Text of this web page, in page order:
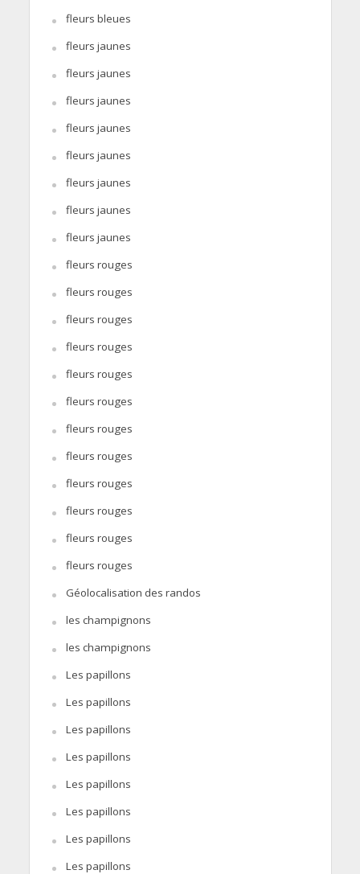
fleurs bleues
fleurs jaunes
fleurs jaunes
fleurs jaunes
fleurs jaunes
fleurs jaunes
fleurs jaunes
fleurs jaunes
fleurs jaunes
fleurs rouges
fleurs rouges
fleurs rouges
fleurs rouges
fleurs rouges
fleurs rouges
fleurs rouges
fleurs rouges
fleurs rouges
fleurs rouges
fleurs rouges
fleurs rouges
Géolocalisation des randos
les champignons
les champignons
Les papillons
Les papillons
Les papillons
Les papillons
Les papillons
Les papillons
Les papillons
Les papillons